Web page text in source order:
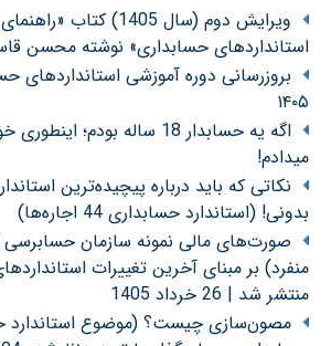
ویرایش دوم (سال 1405) کتاب
استانداردهای حسابداری» نوشته محسن
بروزرسانی دوره آموزشی استانداردهای
۱۴۰۵
اگه یه حسابدار 18 ساله بودم؛
میدادم!
نکاتی که باید درباره پیچیده‌ترین
بدونی! (استاندارد حسابداری 44 اجاره‌ها)
صورت‌های مالی نمونه سازمان حسابرسی
منفرد) بر مبنای آخرین تغییرات
منتشر شد | 26 خرداد 1405